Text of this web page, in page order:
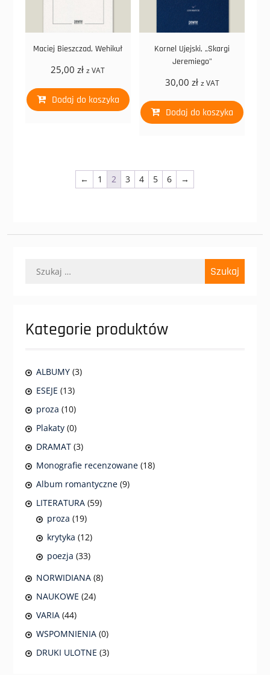
Maciej Bieszczad, Wehikuł
25,00zł z VAT
Dodaj do koszyka
Kornel Ujejski, „Skargi
Jeremiego”
30,00 zł z VAT
Dodaj do koszyka
← 1 2 3 4 5 6 →
Kategorie produktów
ALBUMY (3)
ESEJE (13)
proza (10)
Plakaty (0)
DRAMAT (3)
Monografie recenzowane (18)
Album romantyczne (9)
LITERATURA (59)
proza (19)
krytyka (12)
poezja (33)
NORWIDIANA (8)
NAUKOWE (24)
VARIA (44)
WSPOMNIENIA (0)
DRUKI ULOTNE (3)